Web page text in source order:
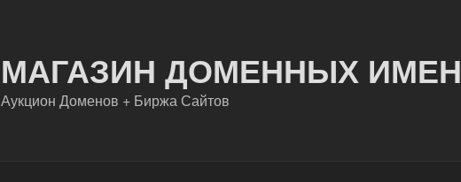
МАГАЗИН ДОМЕННЫХ ИМЕН
Аукцион Доменов + Биржа Сайтов